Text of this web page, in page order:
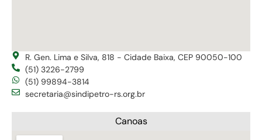
R. Gen. Lima e Silva, 818 - Cidade Baixa, CEP 90050-100
(51) 3226-2799
(51) 99894-3814
secretaria@sindipetro-rs.org.br
Canoas